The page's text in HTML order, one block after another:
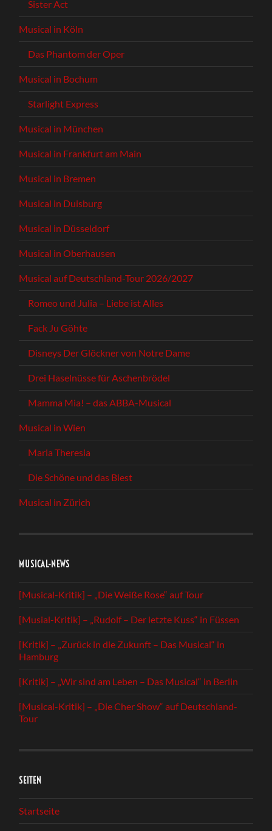
Sister Act
Musical in Köln
Das Phantom der Oper
Musical in Bochum
Starlight Express
Musical in München
Musical in Frankfurt am Main
Musical in Bremen
Musical in Duisburg
Musical in Düsseldorf
Musical in Oberhausen
Musical auf Deutschland-Tour 2026/2027
Romeo und Julia – Liebe ist Alles
Fack Ju Göhte
Disneys Der Glöckner von Notre Dame
Drei Haselnüsse für Aschenbrödel
Mamma Mia! – das ABBA-Musical
Musical in Wien
Maria Theresia
Die Schöne und das Biest
Musical in Zürich
MUSICAL-NEWS
[Musical-Kritik] – „Die Weiße Rose“ auf Tour
[Musial-Kritik] – „Rudolf – Der letzte Kuss“ in Füssen
[Kritik] – „Zurück in die Zukunft – Das Musical“ in
Hamburg
[Kritik] – „Wir sind am Leben – Das Musical“ in Berlin
[Musical-Kritik] – „Die Cher Show“ auf Deutschland-
Tour
SEITEN
Startseite